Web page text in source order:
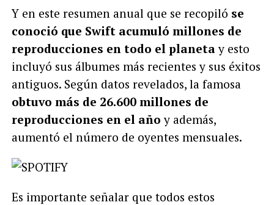
Y en este resumen anual que se recopiló se
conoció que Swift acumuló millones de
reproducciones en todo el planetay esto
incluyó sus álbumes más recientes y sus éxitos
antiguos. Según datos revelados, la famosa
obtuvo más de 26.600 millones de
reproducciones en el año y además,
aumentó el número de oyentes mensuales.
Es importante señalar que todos estos